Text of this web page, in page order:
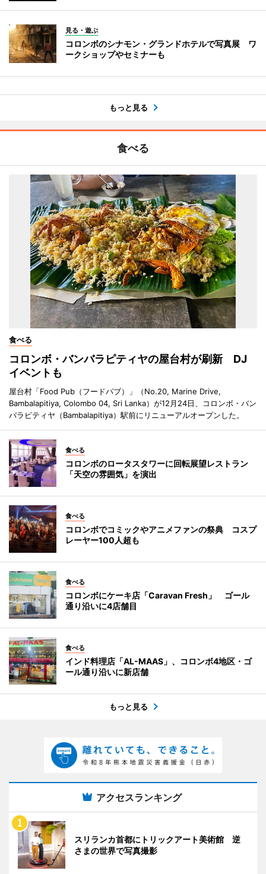
見る・遊ぶ
コロンボのシナモン・グランドホテルで写真展 ワ
ークショップやセミナーも
もっと見る
食べる
食べる
コロンボ・バンバラピティヤの屋台村が刷新 DJ
イベントも
屋台村「Food Pub（フードパブ）」（No.20, Marine Drive,
Bambalapitiya, Colombo 04, Sri Lanka）が12月24日、コロンボ・バン
バラピティヤ（Bambalapitiya）駅前にリニューアルオープンした。
食べる
コロンボのロータスタワーに回転展望レストラン
「天空の雰囲気」を演出
食べる
コロンボでコミックやアニメファンの祭典 コスプ
レーヤー100人超も
食べる
コロンボにケーキ店「Caravan Fresh」 ゴール
通り沿いに4店舗目
食べる
インド料理店「AL-MAAS」、コロンボ4地区・ゴ
ール通り沿いに新店舗
もっと見る
アクセスランキング
スリランカ首都にトリックアート美術館 逆
さまの世界で写真撮影